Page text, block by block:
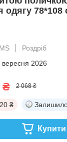
одягу
Роздріб
вересня 2026
₴ 2 068 ₴
₴
Купити